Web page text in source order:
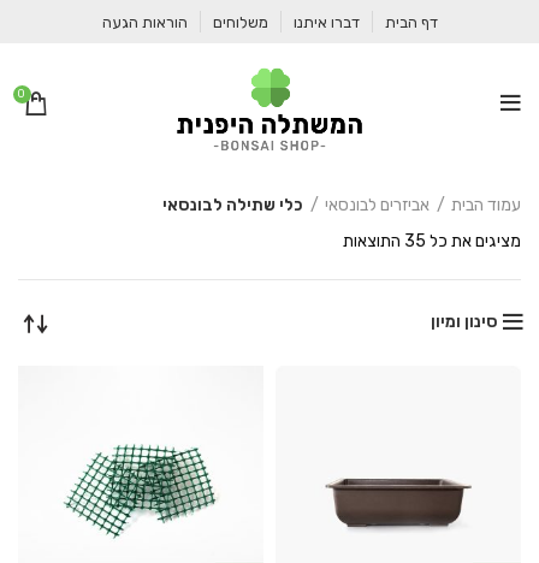
דף הבית דברו איתנו משלוחים הוראות הגעה
0
עמוד הבית אביזרים לבונסאי
כלי שתילה לבונסאי
מציגים את כל ⁦35⁩ התוצאות
סינון ומיון